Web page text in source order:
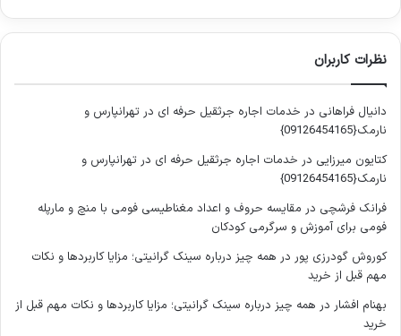
نظرات کاربران
دانیال فراهانی در خدمات اجاره جرثقیل حرفه ای در تهرانپارس و
نارمک{09126454165}
کتایون میرزایی در خدمات اجاره جرثقیل حرفه ای در تهرانپارس و
نارمک{09126454165}
فرانک فرشچی در مقایسه حروف و اعداد مغناطیسی فومی با منچ و مارپله
فومی برای آموزش و سرگرمی کودکان
کوروش گودرزی پور در همه چیز درباره سینک گرانیتی؛ مزایا کاربردها و نکات
مهم قبل از خرید
بهنام افشار در همه چیز درباره سینک گرانیتی؛ مزایا کاربردها و نکات مهم قبل از
خرید